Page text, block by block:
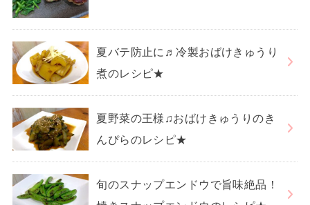
夏バテ防止に♬冷製おばけきゅうり
煮のレシピ★
夏野菜の王様♫おばけきゅうりのき
んぴらのレシピ★
旬のスナップエンドウで旨味絶品！